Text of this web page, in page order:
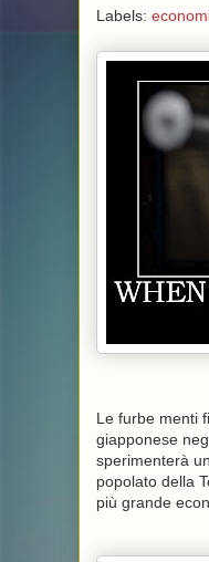
Labels:
Le furbe menti
giapponese
sperimenterà
popolato della
più grande